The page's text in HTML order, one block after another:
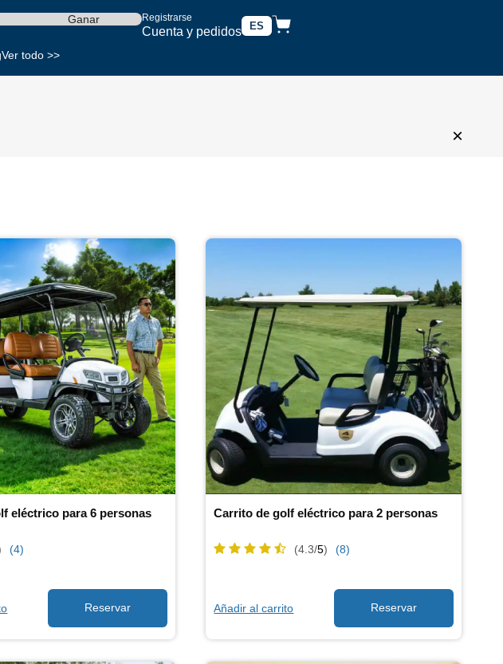
Registrarse
Cuenta y pedidos ES
Ganar
Ver todo >>
×
eléctrico para 6 personas
(4)
Carrito de golf eléctrico para 2 personas
(4.3/5) (8)
Añadir al carrito